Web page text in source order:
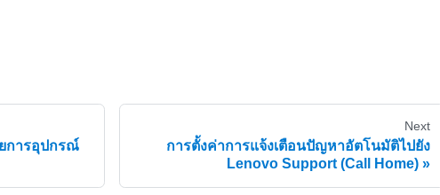
การอุปกรณ์
Next
การตั้งค่าการแจ้งเตือนปัญหาอัตโนมัติไปยัง
Lenovo Support (Call Home)